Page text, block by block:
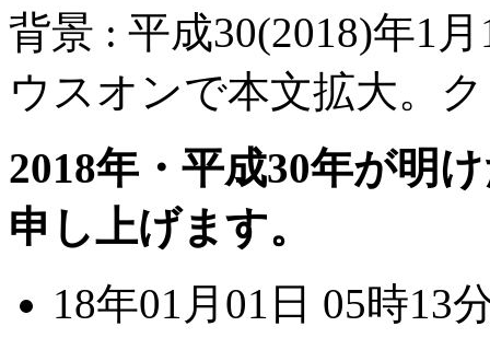
背景 : 平成30(2018)年1
ウスオンで本文拡大。
2018年・平成30年が明
申し上げます。
18年01月01日 05時13